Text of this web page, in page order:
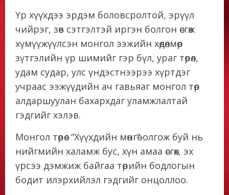
Үр хүүхдээ эрдэм боловсролтой, эрүүл
чийрэг, зөв сэтгэлтэй иргэн болгон өсгөж
хүмүүжүүлсэн монгол ээжийн хөдөлмөр
зүтгэлийн үр шимийг гэр бүл, ураг төрөл,
удам судар, улс үндэстнээрээ хүртдэг
учраас ээжүүдийн ач гавьяаг монгол төр
алдаршуулан бахархдаг уламжлалтай
гэдгийг хэлэв.
Монгол төрөөс “Хүүхдийн мөнгө” олгож буй нь
нийгмийн халамж бус, хүн амаа өсгөх, эх
үрсээ дэмжиж байгаа төрийн бодлогын
бодит илэрхийлэл гэдгийг онцоллоо.